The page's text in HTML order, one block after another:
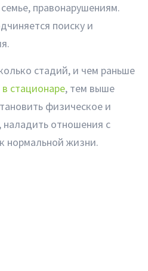
правонарушениям.
поиску и
стадий, и чем раньше
стационаре, тем выше
физическое и
наладить отношения с
нормальной жизни.